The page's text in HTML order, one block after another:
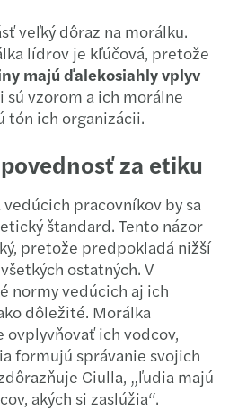
veľký dôraz na morálku.
lídrov je kľúčová, pretože
majú ďalekosiahly vplyv
sú vzorom a ich morálne
tón ich organizácii.
za etiku
pracovníkov by sa
štandard. Tento názor
pretože predpokladá nižší
ostatných. V
normy vedúcich aj ich
dôležité. Morálka
ovplyvňovať ich vodcov,
formujú správanie svojich
Ciulla, „ľudia majú
akých si zaslúžia“.